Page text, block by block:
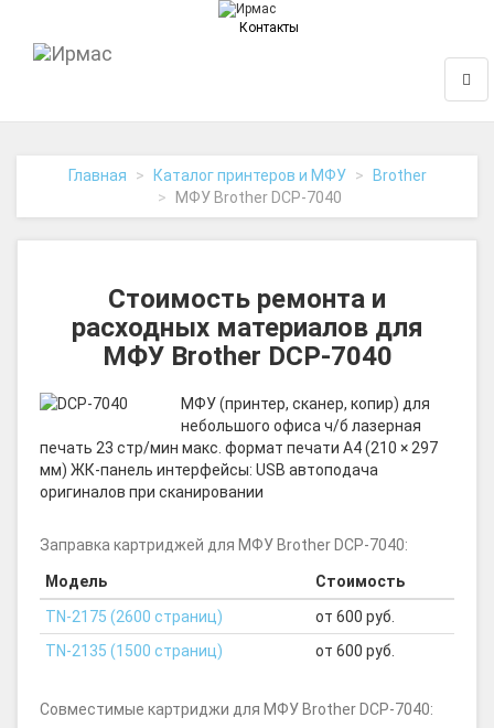
Контакты
Главная Каталог принтеров и МФУ
Brother
МФУ Brother DCP-7040
Стоимость ремонта и
расходных материалов для
МФУ Brother DCP-7040
МФУ (принтер, сканер, копир) для
небольшого офиса ч/б лазерная
печать 23 стр/мин макс. формат печати A4 (210 × 297
мм) ЖК-панель интерфейсы: USB автоподача
оригиналов при сканировании
Заправка картриджей для МФУ Brother DCP-7040:
Модель
Стоимость
TN-2175 (2600 страниц)
от 600 руб.
TN-2135 (1500 страниц)
от 600 руб.
Совместимые картриджи для МФУ Brother DCP-7040: